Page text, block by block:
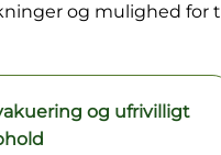
og mulighed for
og ufrivilligt